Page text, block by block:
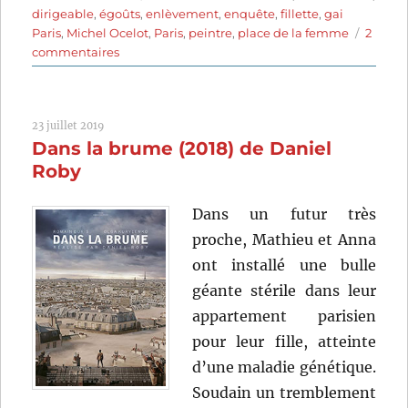
dirigeable,égoûts,enlèvement,enquête,fillette,gai
Paris, Michel Ocelot, Paris, peintre, place de la femme
2
commentairessur
Dilili
de
23 juillet 2019
Dans la brume (2018) de Daniel
Roby
Dans un futur très
proche, Mathieu et Anna
ont installé une bulle
géante stérile dans leur
appartement parisien
pour leur fille, atteinte
d’une maladie génétique.
Soudain un tremblement